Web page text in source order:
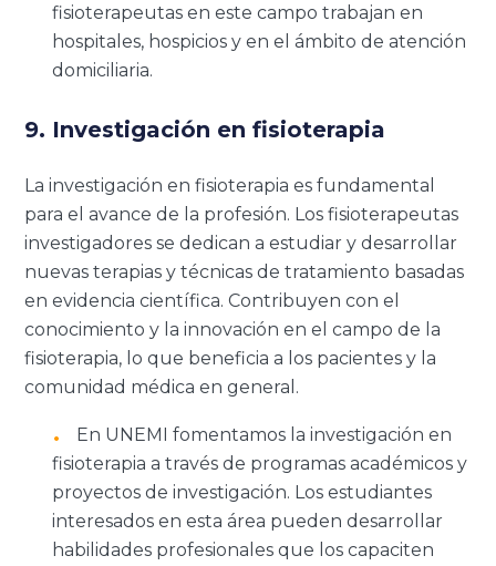
fisioterapeutas en este campo trabajan en
hospitales, hospicios y en el ámbito de atención
domiciliaria.
9. Investigación en fisioterapia
La investigación en fisioterapia es fundamental
para el avance de la profesión. Los fisioterapeutas
investigadores se dedican a estudiar y desarrollar
nuevas terapias y técnicas de tratamiento basadas
en evidencia científica. Contribuyen con el
conocimiento y la innovación en el campo de la
fisioterapia, lo que beneficia a los pacientes y la
comunidad médica en general.
En UNEMI fomentamos la investigación en
fisioterapia a través de programas académicos y
proyectos de investigación. Los estudiantes
interesados en esta área pueden desarrollar
habilidades profesionales que los capaciten